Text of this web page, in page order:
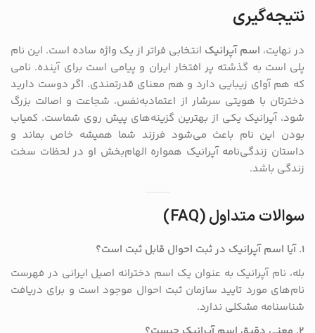
نتیجه‌گیری
در نهایت، اسم آپرانیک انتخابی فراتر از یک واژه ساده است. این نام
پلی است به گذشته پر افتخار ایران و پیامی است برای آینده. نامی
که هم آوای زیبایی دارد و هم معنای قدرتمندی. اگر دوست دارید
دخترتان با هویتی سرشار از اعتماد‌به‌نفس، شجاعت و اصالت بزرگ
شود، آپرانیک یکی از بهترین گزینه‌های پیش روی شماست. کمیاب
بودن این نام باعث می‌شود فرزند شما همیشه خاص بماند و
داستان زندگی‌نامه آپرانیک همواره الهام‌بخش او در لحظات سخت
زندگی باشد.
سوالات متداول (FAQ)
۱. آیا اسم آپرانیک در ثبت احوال قابل ثبت است؟
بله، نام آپرانیک به عنوان یک اسم دخترانه اصیل ایرانی در فهرست
نام‌های مورد تایید سازمان ثبت احوال موجود است و برای دریافت
شناسنامه مشکلی ندارد.